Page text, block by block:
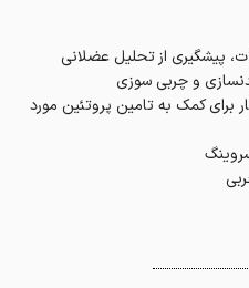
پیشگیری از تحلیل عضلانی
و چربی سوزی
برای کمک به تامین پروتئین مورد